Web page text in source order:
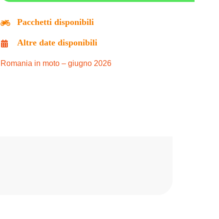
Pacchetti disponibili
Altre date disponibili
Romania in moto – giugno 2026